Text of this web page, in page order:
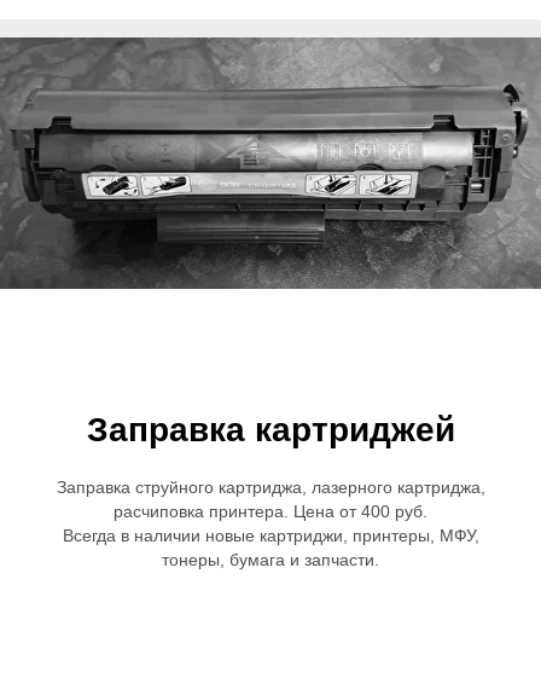
Заправка картриджей
Заправка струйного картриджа, лазерного картриджа,
расчиповка принтера. Цена от 400 руб.
Всегда в наличии новые картриджи, принтеры, МФУ,
тонеры, бумага и запчасти.